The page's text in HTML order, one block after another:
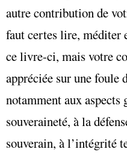
autre contribution de
faut certes lire, méditer
ce livre-ci, mais votre
appréciée sur une foule
notamment aux
souveraineté, à la
souverain, à l’intégrité